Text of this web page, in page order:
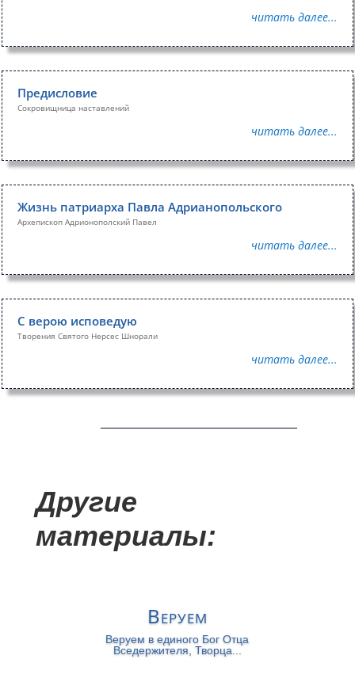
читать далее...
Предисловие
Сокровищница наставлений
читать далее...
Жизнь патриарха Павла Адрианопольского
Архепископ Адрионополский Павел
читать далее...
С верою исповедую
Творения Святого Нерсес Шнорали
читать далее...
Другие
материалы:
Веруем
Веруем в единого Бог Отца
Вседержителя, Творца...